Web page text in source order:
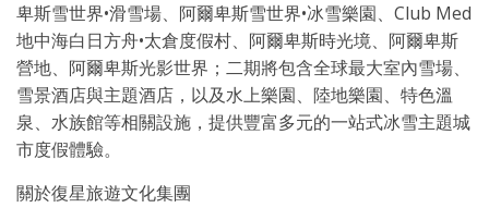
卑斯雪世界•滑雪場、阿爾卑斯雪世界•冰雪樂園、Club Med
地中海白日方舟•太倉度假村、阿爾卑斯時光境、阿爾卑斯
營地、阿爾卑斯光影世界；二期將包含全球最大室內雪場、
雪景酒店與主題酒店，以及水上樂園、陸地樂園、特色溫
泉、水族館等相關設施，提供豐富多元的一站式冰雪主題城
市度假體驗。
關於復星旅遊文化集團